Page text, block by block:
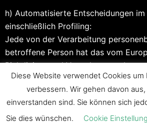
h) Automatisierte Entscheidungen im
einschließlich Profiling:
Jede von der Verarbeitung
betroffene Person hat das vom
Richtlinien- und Verordnungsgeber
nicht einer ausschließlich auf einer
Verarbeitung — einschließlich
Entscheidung unterworfen zu
rechtliche Wirkung entfaltet oder sie
Diese Website verwendet Cookies um
verbessern. Wir gehen davon
einverstanden sind. Sie können sich
Sie dies wünschen.
Cookie